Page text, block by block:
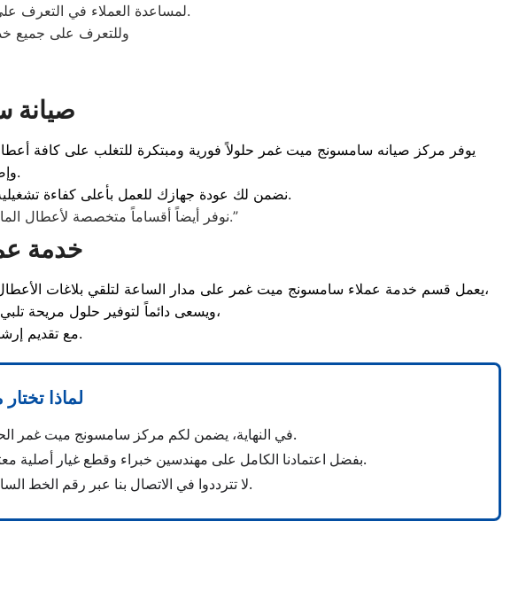
لمساعدة العملاء في التعرف على أسباب الأعطال الشائعة وطرق التعامل معها بشكل صحيح.
وللتعرف على جميع
صيانة
يوفر مركز صيانه سامسونج ميت غمر حلولاً فورية ومبتكرة للتغلب على كافة
وإصلاحها بالمنزل دون نقل الجهاز.
نضمن لك عودة جهازك للعمل بأعلى كفاءة تشغيلية وبأيدي فنيين خبراء متخصصين في الموديلات الحديثة والقديمة على حد سواء.
“نوفر أيضاً أقساماً متخصصة لأعطالبقطع غيار أصلية.”
خدمة
يعمل قسم خدمة عملاء سامسونج ميت غمر على مدار الساعة لتلقي بلاغات الأعطال وتنسيق مواعيد الزيارات المنزلية العاجلة. يتميز فريق الدعم بالسرعة والاحترافية في التعامل مع استفساراتكم،
ويسعى دائماً لتوفير حلول مريحة تلبي تطلعاتكم. نوفر لك متابعة دورية بعد الصيانة لضمان جودة الخدمة،
مع تقديم إرشادات تشغيل وقائية مجانية لحماية أجهزتك.
لماذا
في النهاية، يضمن لكم مركز سامسونج ميت غمر الحصول على خدمة إصلاح منزلية فورية وموثوقة لكافة أجهزتكم بمحافظة الدقهلية.
بفضل اعتمادنا الكامل على مهندسين خبراء وقطع غيار أصلية معتمدة، نوفر لكم الأمان التام والراحة لضمان عودة أجهزتكم للعمل بأعلى كفاءة تشغيلية ممتدة.
لا تترددوا في الاتصال بنا عبر رقم الخط الساخن لطلب الدعم الفني السريع وتجربة الصيانة الاحترافية التي تستحقونها.